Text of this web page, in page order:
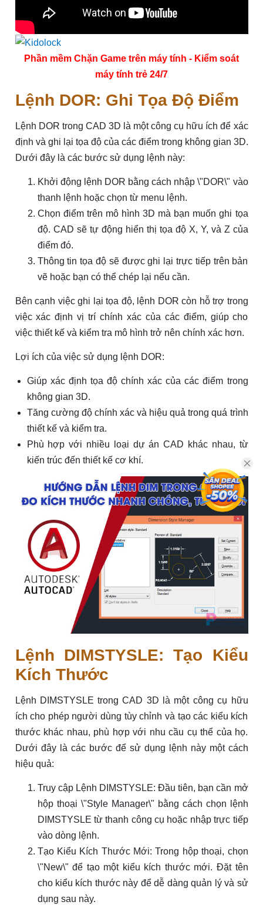
Phần mềm Chặn Game trên máy tính - Kiểm soát
máy tính trẻ 24/7
Lệnh DOR: Ghi Tọa Độ Điểm
Lệnh DOR trong CAD 3D là một công cụ hữu ích để xác
định và ghi lại tọa độ của các điểm trong không gian 3D.
Dưới đây là các bước sử dụng lệnh này:
Khởi động lệnh DOR bằng cách nhập \"DOR\" vào
thanh lệnh hoặc chọn từ menu lệnh.
Chọn điểm trên mô hình 3D mà bạn muốn ghi tọa
độ. CAD sẽ tự động hiển thị tọa độ X, Y, và Z của
điểm đó.
Thông tin tọa độ sẽ được ghi lại trực tiếp trên bản
vẽ hoặc bạn có thể chép lại nếu cần.
Bên cạnh việc ghi lại tọa độ, lệnh DOR còn hỗ trợ trong
việc xác định vị trí chính xác của các điểm, giúp cho
việc thiết kế và kiểm tra mô hình trở nên chính xác hơn.
Lợi ích của việc sử dụng lệnh DOR:
Giúp xác định tọa độ chính xác của các điểm trong
không gian 3D.
Tăng cường độ chính xác và hiệu quả trong quá trình
thiết kế và kiểm tra.
Phù hợp với nhiều loại dự án CAD khác nhau, từ
kiến trúc đến thiết kế cơ khí.
Lệnh DIMSTYSLE: Tạo Kiểu
Kích Thước
Lệnh DIMSTYSLE trong CAD 3D là một công cụ hữu
ích cho phép người dùng tùy chỉnh và tạo các kiểu kích
thước khác nhau, phù hợp với nhu cầu cụ thể của họ.
Dưới đây là các bước để sử dụng lệnh này một cách
hiệu quả:
Truy cập Lệnh DIMSTYSLE: Đầu tiên, bạn cần mở
hộp thoại \"Style Manager\" bằng cách chọn lệnh
DIMSTYSLE từ thanh công cụ hoặc nhập trực tiếp
vào dòng lệnh.
Tạo Kiểu Kích Thước Mới: Trong hộp thoại, chọn
\"New\" để tạo một kiểu kích thước mới. Đặt tên
cho kiểu kích thước này để dễ dàng quản lý và sử
dụng sau này.